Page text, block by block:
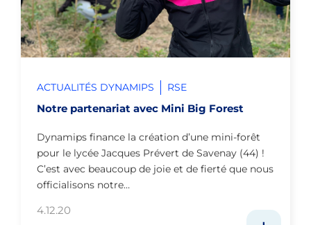
ACTUALITÉS DYNAMIPS RSE
Notre partenariat avec Mini Big Forest
Dynamips finance la création d’une mini-forêt
pour le lycée Jacques Prévert de Savenay (44) !
C’est avec beaucoup de joie et de fierté que nous
officialisons notre…
4.12.20